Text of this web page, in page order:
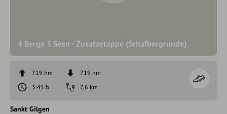
4 Berge 3 Seen - Zusatzetappe (Schafbergrunde)
719 hm
719 hm
3:45 h
7,6 km
Sankt Gilgen